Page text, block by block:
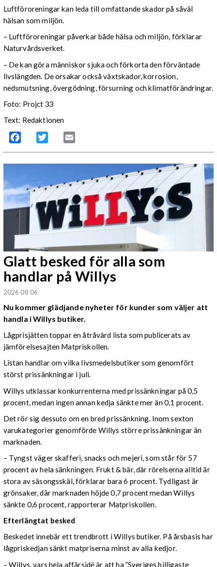
Luftföroreningar kan leda till omfattande skador på såväl
hälsan som miljön.
– Luftföroreningar påverkar både hälsa och miljön, förklarar
Naturvårdsverket.
– De kan göra människor sjuka och förkorta den förväntade
livslängden. De orsakar också växtskador, korrosion,
nedsmutsning, övergödning, försurning och klimatförändringar.
Foto: Projct 33
Text: Redaktionen
Facebook Twitter
Glatt besked för alla som
handlar på Willys
2026 08 06
Nu kommer glädjande nyheter för kunder som väljer att
handla i Willys butiker.
Lågprisjätten toppar en åtråvärd lista som publicerats av
jämförelsesajten Matpriskollen.
Listan handlar om vilka livsmedelsbutiker som genomfört
störst prissänkningar i juli.
Willys utklassar konkurrenterna med prissänkningar på 0,5
procent, medan ingen annan kedja sänkte mer än 0,1 procent.
Det rör sig dessuto om en bred prissänkning. Inom sexton
varukategorier genomförde Willys större prissänkningar än
marknaden.
– Tyngst väger skafferi, snacks och mejeri, som står för 57
procent av hela sänkningen. Frukt & bär, där rörelserna alltid är
stora av säsongsskäl, förklarar bara 6 procent. Tydligast är
grönsaker, där marknaden höjde 0,7 procent medan Willys
sänkte 0,6 procent, rapporterar Matpriskollen.
Efterlängtat besked
Beskedet innebär ett trendbrott i Willys butiker. På årsbasis har
lågpriskedjan sänkt matpriserna minst av alla kedjor.
– Willys, vars hela affärsidé är att ha ”Sveriges billigaste